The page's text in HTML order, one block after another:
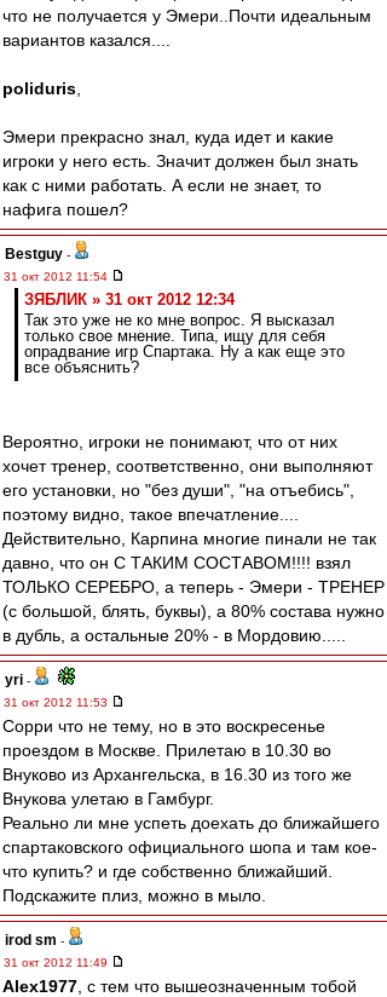
что не получается у Эмери..Почти идеальным
вариантов казался....
poliduris
Эмери прекрасно знал, куда идет и какие
игроки у него есть. Значит должен был знать
как с ними работать. А если не знает, то
нафига пошел?
Bestguy -
31 окт 2012 11:54
ЗЯБЛИК » 31 окт 2012 12:34
Так это уже не ко мне вопрос. Я высказал
только свое мнение. Типа, ищу для себя
опрадвание игр Спартака. Ну а как еще это
все объяснить?
Вероятно, игроки не понимают, что от них
хочет тренер, соответственно, они выполняют
его установки, но "без души", "на отъебись",
поэтому видно, такое впечатление....
Действительно, Карпина многие пинали не так
давно, что он С ТАКИМ СОСТАВОМ!!!! взял
ТОЛЬКО СЕРЕБРО, а теперь - Эмери - ТРЕНЕР
(с большой, блять, буквы), а 80% состава нужно
в дубль, а остальные 20% - в Мордовию.....
yri -
31 окт 2012 11:53
Сорри что не тему, но в это воскресенье
проездом в Москве. Прилетаю в 10.30 во
Внуково из Архангельска, в 16.30 из того же
Внукова улетаю в Гамбург.
Реально ли мне успеть доехать до ближайшего
спартаковского официального шопа и там кое-
что купить? и где собственно ближайший.
Подскажите плиз, можно в мыло.
irod sm -
31 окт 2012 11:49
Alex1977 , с тем что вышеозначенным тобой